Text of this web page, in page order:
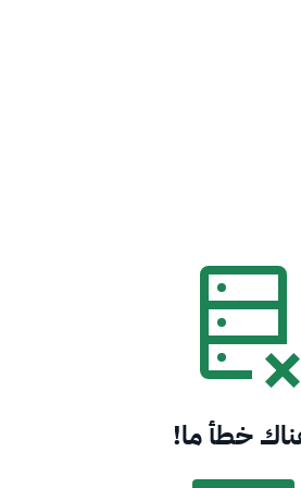
خطأ ما!